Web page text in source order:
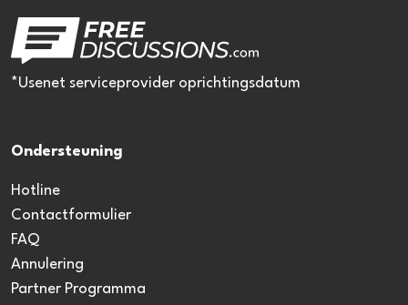
*Usenet serviceprovider oprichtingsdatum
Ondersteuning
Hotline
Contactformulier
FAQ
Annulering
Partner Programma